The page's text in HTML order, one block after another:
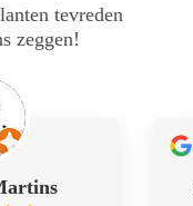
tevreden
zeggen!